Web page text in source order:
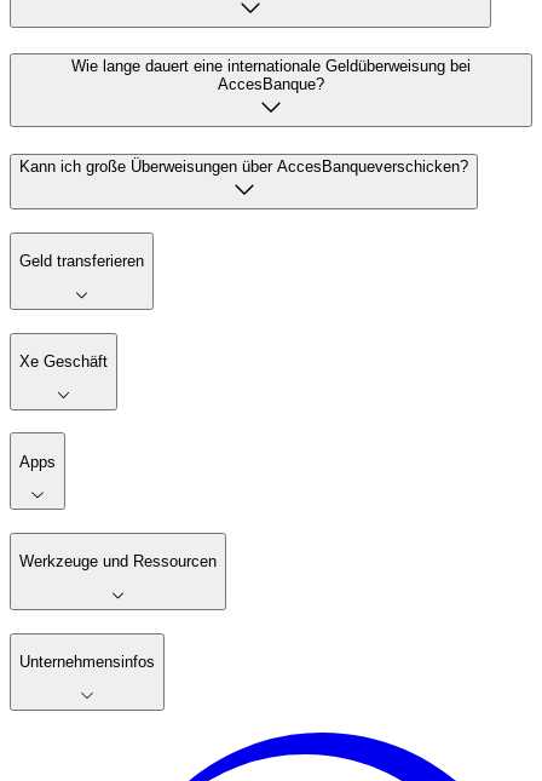
Wie lange dauert eine internationale Geldüberweisung bei
AccesBanque?
Kann ich große Überweisungen über AccesBanqueverschicken?
Geld transferieren
Xe Geschäft
Apps
Werkzeuge und Ressourcen
Unternehmensinfos